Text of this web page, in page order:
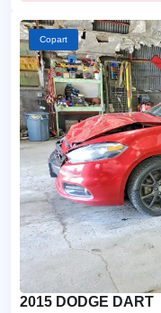
Copart
2015 DODGE DART